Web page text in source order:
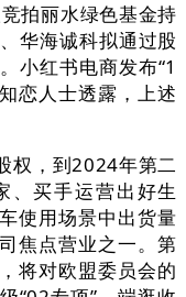
拍丽水绿色基金持
华海诚科拟通过股
小红书电商发布“1
恋人士透露，上述
，到2024年第二
、买手运营出好生
使用场景中出货量
焦点营业之一。第
将对欧盟委员会的